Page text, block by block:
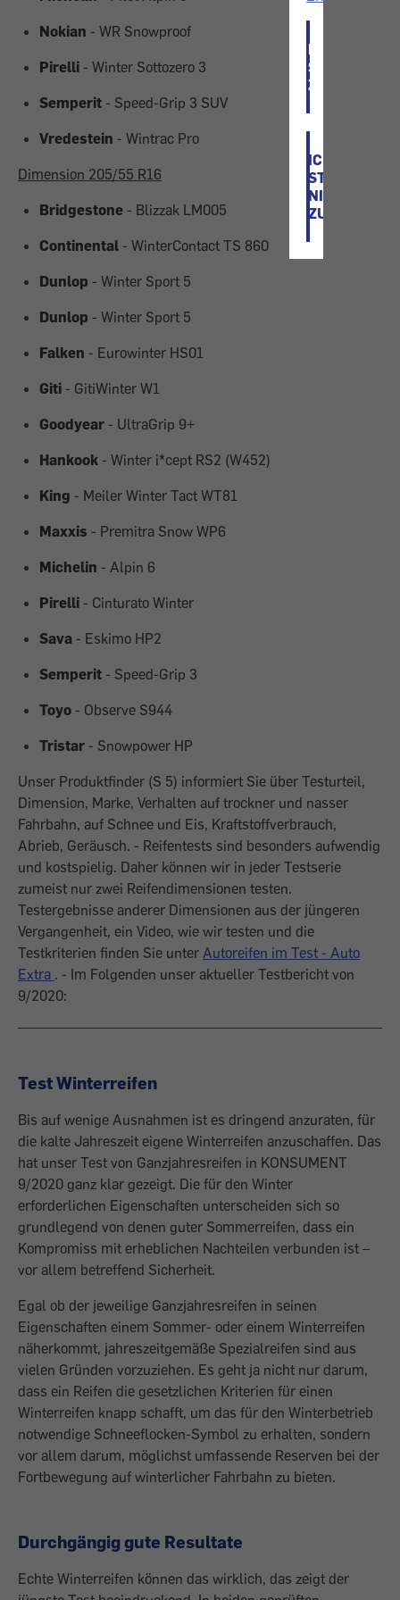
ICH
STIMME
ZU
ICH
STIMME
NICHT
ZU
Nokian - WR Snowproof
Pirelli - Winter Sottozero 3
Semperit - Speed-Grip 3 SUV
Vredestein - Wintrac Pro
Dimension 205/55 R16
Bridgestone - Blizzak LM005
Continental - WinterContact TS 860
Dunlop - Winter Sport 5
Dunlop - Winter Sport 5
Falken - Eurowinter HS01
Giti - GitiWinter W1
Goodyear - UltraGrip 9+
Hankook - Winter i*cept RS2 (W452)
King - Meiler Winter Tact WT81
Maxxis - Premitra Snow WP6
Michelin - Alpin 6
Pirelli - Cinturato Winter
Sava - Eskimo HP2
Semperit - Speed-Grip 3
Toyo - Observe S944
Tristar - Snowpower HP
Unser Produktfinder (S 5) informiert Sie über Testurteil,
Dimension, Marke, Verhalten auf trockner und nasser
Fahrbahn, auf Schnee und Eis, Kraftstoffverbrauch,
Abrieb, Geräusch. - Reifentests sind besonders aufwendig
und kostspielig. Daher können wir in jeder Testserie
zumeist nur zwei Reifendimensionen testen.
Testergebnisse anderer Dimensionen aus der jüngeren
Vergangenheit, ein Video, wie wir testen und die
Testkriterien finden Sie unter Autoreifen im Test - Auto
Extra . - Im Folgenden unser aktueller Testbericht von
9/2020:
Test Winterreifen
Bis auf wenige Ausnahmen ist es dringend anzuraten, für
die kalte Jahreszeit eigene Winterreifen anzuschaffen. Das
hat unser Test von Ganzjahresreifen in KONSUMENT
9/2020 ganz klar gezeigt. Die für den Winter
erforderlichen Eigenschaften unterscheiden sich so
grundlegend von denen guter Sommerreifen, dass ein
Kompromiss mit erheblichen Nachteilen verbunden ist –
vor allem betreffend Sicherheit.
Egal ob der jeweilige Ganzjahresreifen in seinen
Eigenschaften einem Sommer- oder einem Winterreifen
näherkommt, jahreszeitgemäße Spezialreifen sind aus
vielen Gründen vorzuziehen. Es geht ja nicht nur darum,
dass ein Reifen die gesetzlichen Kriterien für einen
Winterreifen knapp schafft, um das für den Winterbetrieb
notwendige Schneeflocken-Symbol zu erhalten, sondern
vor allem darum, möglichst umfassende Reserven bei der
Fortbewegung auf winterlicher Fahrbahn zu bieten.
Durchgängig gute Resultate
Echte Winterreifen können das wirklich, das zeigt der